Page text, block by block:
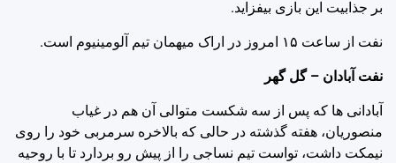
بر جذابیت این بازی بیفزاید.
نفت از ساعت ۱۵ امروز در اراک میهمان تیم آلومینیوم است.
نفت آبادان – گل گهر
آبادانی ها که پس از سه شکست متوالی آن هم در غیاب
منصوریان، هفته گذشته در حالی که بالاخره سرمربی خود را روی
نیمکت داشت، تواست تیم نساجی را از پیش رو بردارد تا با روحیه